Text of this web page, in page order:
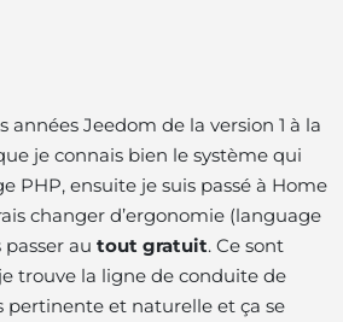
années Jeedom de la version 1 à la
je connais bien le système qui
PHP, ensuite je suis passé à Home
changer d’ergonomie (language
au tout gratuit. Ce sont
trouve la ligne de conduite de
pertinente et naturelle et ça se